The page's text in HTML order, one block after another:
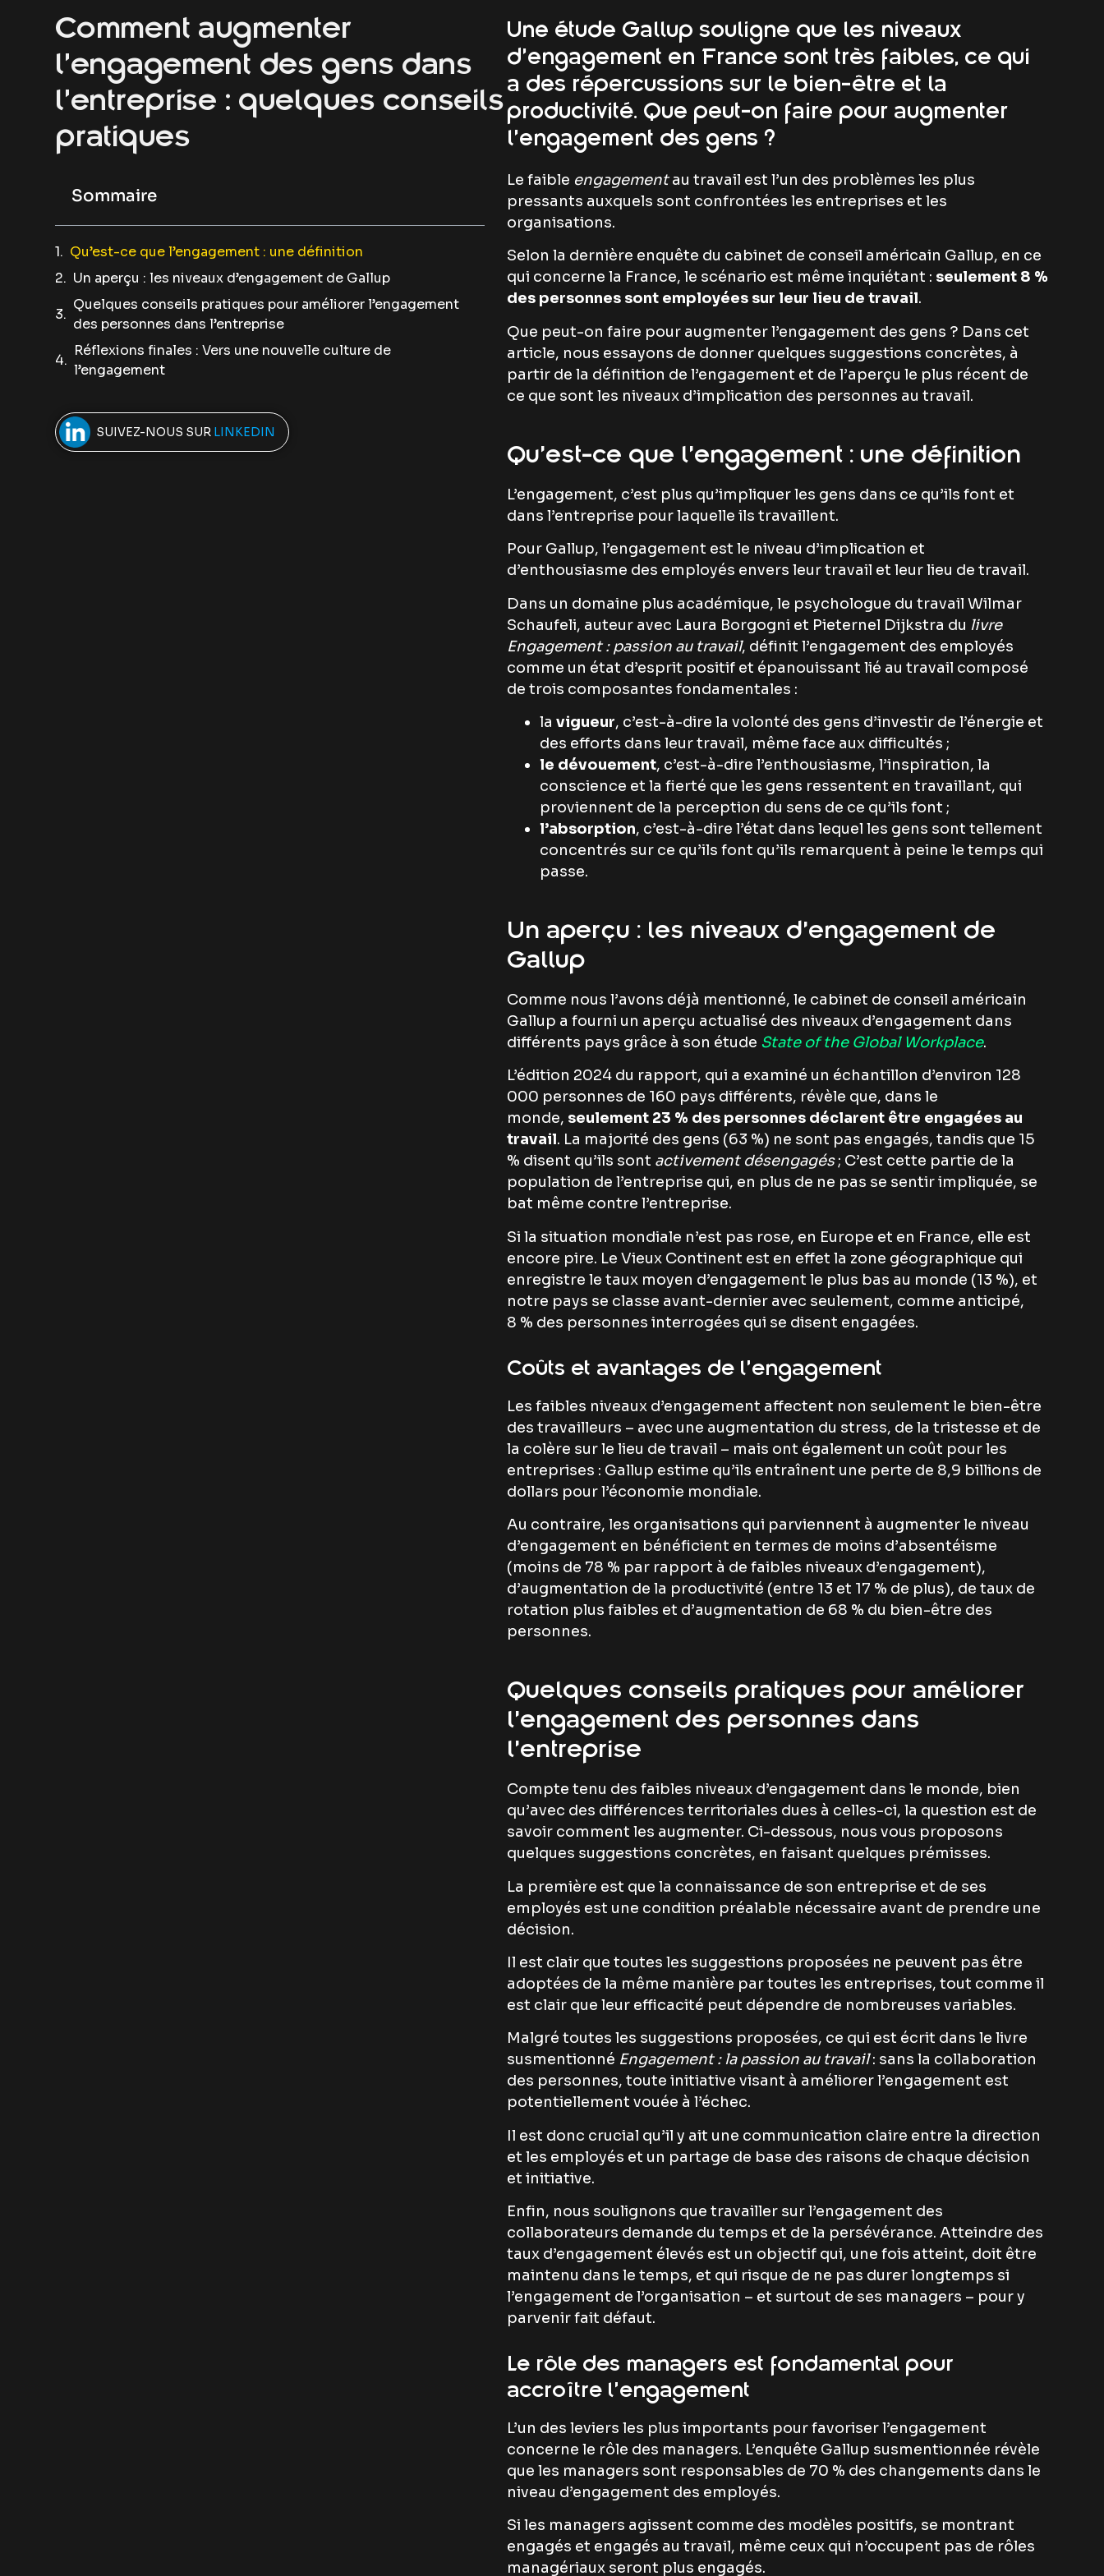
Comment augmenter
l’engagement des gens dans
l’entreprise : quelques conseils
pratiques
Sommaire
Qu’est-ce que l’engagement : une définition
Un aperçu : les niveaux d’engagement de Gallup
Quelques conseils pratiques pour améliorer l’engagement
des personnes dans l’entreprise
Réflexions finales : Vers une nouvelle culture de
l’engagement
SUIVEZ-NOUS SUR LINKEDIN
Une étude Gallup souligne que les niveaux
d’engagement en France sont très faibles, ce qui
a des répercussions sur le bien-être et la
productivité. Que peut-on faire pour augmenter
l’engagement des gens ?
Le faible engagementau travail est l’un des problèmes les plus
pressants auxquels sont confrontées les entreprises et les
organisations.
Selon la dernière enquête du cabinet de conseil américain Gallup, en ce
qui concerne la France, le scénario est même inquiétant : seulement 8 %
des personnes sont employées sur leur lieu de travail.
Que peut-on faire pour augmenter l’engagement des gens ? Dans cet
article, nous essayons de donner quelques suggestions concrètes, à
partir de la définition de l’engagement et de l’aperçu le plus récent de
ce que sont les niveaux d’implication des personnes au travail.
Qu’est-ce que l’engagement : une définition
L’engagement, c’est plus qu’impliquer les gens dans ce qu’ils font et
dans l’entreprise pour laquelle ils travaillent.
Pour Gallup, l’engagement est le niveau d’implication et
d’enthousiasme des employés envers leur travail et leur lieu de travail.
Dans un domaine plus académique, le psychologue du travail Wilmar
Schaufeli, auteur avec Laura Borgogni et Pieternel Dijkstra du livre
Engagement : passion au travail, définit l’engagement des employés
comme un état d’esprit positif et épanouissant lié au travail composé
de trois composantes fondamentales :
lavigueur, c’est-à-dire la volonté des gens d’investir de l’énergie et
des efforts dans leur travail, même face aux difficultés ;
le dévouement, c’est-à-dire l’enthousiasme, l’inspiration, la
conscience et la fierté que les gens ressentent en travaillant, qui
proviennent de la perception du sens de ce qu’ils font ;
l’absorption, c’est-à-dire l’état dans lequel les gens sont tellement
concentrés sur ce qu’ils font qu’ils remarquent à peine le temps qui
passe.
Un aperçu : les niveaux d’engagement de
Gallup
Comme nous l’avons déjà mentionné, le cabinet de conseil américain
Gallup a fourni un aperçu actualisé des niveaux d’engagement dans
différents pays grâce à son étude State of the Global Workplace.
L’édition 2024 du rapport, qui a examiné un échantillon d’environ 128
000 personnes de 160 pays différents, révèle que, dans le
monde, seulement 23 % des personnes déclarent être engagées au
travail. La majorité des gens (63 %) ne sont pas engagés, tandis que 15
% disent qu’ils sont activement désengagés; C’est cette partie de la
population de l’entreprise qui, en plus de ne pas se sentir impliquée, se
bat même contre l’entreprise.
Si la situation mondiale n’est pas rose, en Europe et en France, elle est
encore pire. Le Vieux Continent est en effet la zone géographique qui
enregistre le taux moyen d’engagement le plus bas au monde (13 %), et
notre pays se classe avant-dernier avec seulement, comme anticipé,
8 % des personnes interrogées qui se disent engagées.
Coûts et avantages de l’engagement
Les faibles niveaux d’engagement affectent non seulement le bien-être
des travailleurs – avec une augmentation du stress, de la tristesse et de
la colère sur le lieu de travail – mais ont également un coût pour les
entreprises : Gallup estime qu’ils entraînent une perte de 8,9 billions de
dollars pour l’économie mondiale.
Au contraire, les organisations qui parviennent à augmenter le niveau
d’engagement en bénéficient en termes de moins d’absentéisme
(moins de 78 % par rapport à de faibles niveaux d’engagement),
d’augmentation de la productivité (entre 13 et 17 % de plus), de taux de
rotation plus faibles et d’augmentation de 68 % du bien-être des
personnes.
Quelques conseils pratiques pour améliorer
l’engagement des personnes dans
l’entreprise
Compte tenu des faibles niveaux d’engagement dans le monde, bien
qu’avec des différences territoriales dues à celles-ci, la question est de
savoir comment les augmenter. Ci-dessous, nous vous proposons
quelques suggestions concrètes, en faisant quelques prémisses.
La première est que la connaissance de son entreprise et de ses
employés est une condition préalable nécessaire avant de prendre une
décision.
Il est clair que toutes les suggestions proposées ne peuvent pas être
adoptées de la même manière par toutes les entreprises, tout comme il
est clair que leur efficacité peut dépendre de nombreuses variables.
Malgré toutes les suggestions proposées, ce qui est écrit dans le livre
susmentionné Engagement : la passion au travail: sans la collaboration
des personnes, toute initiative visant à améliorer l’engagement est
potentiellement vouée à l’échec.
Il est donc crucial qu’il y ait une communication claire entre la direction
et les employés et un partage de base des raisons de chaque décision
et initiative.
Enfin, nous soulignons que travailler sur l’engagement des
collaborateurs demande du temps et de la persévérance. Atteindre des
taux d’engagement élevés est un objectif qui, une fois atteint, doit être
maintenu dans le temps, et qui risque de ne pas durer longtemps si
l’engagement de l’organisation – et surtout de ses managers – pour y
parvenir fait défaut.
Le rôle des managers est fondamental pour
accroître l’engagement
L’un des leviers les plus importants pour favoriser l’engagement
concerne le rôle des managers. L’enquête Gallup susmentionnée révèle
que les managers sont responsables de 70 % des changements dans le
niveau d’engagement des employés.
Si les managers agissent comme des modèles positifs, se montrant
engagés et engagés au travail, même ceux qui n’occupent pas de rôles
managériaux seront plus engagés.